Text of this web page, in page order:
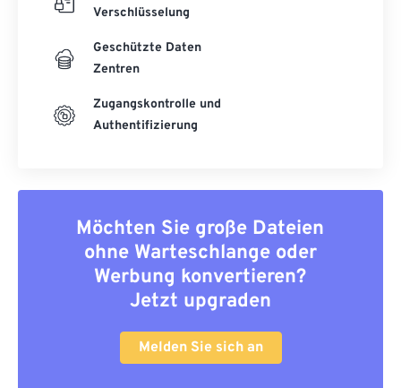
Verschlüsselung
Geschützte Daten
Zentren
Zugangskontrolle und
Authentifizierung
Möchten Sie große Dateien
ohne Warteschlange oder
Werbung konvertieren?
Jetzt upgraden
Melden Sie sich an